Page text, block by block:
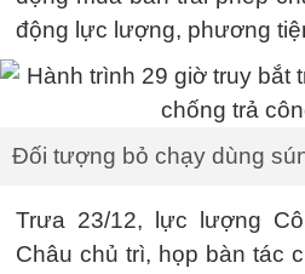
động lực lượng, phương
Đối tượng bỏ chạy dùng
Trưa 23/12, lực lượng
Châu chủ trì, họp bàn tác